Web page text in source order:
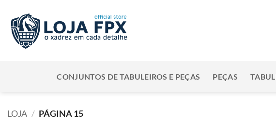
content
CONJUNTOS DE TABULEIROS E PEÇAS PEÇAS
LOJA / PÁGINA 15